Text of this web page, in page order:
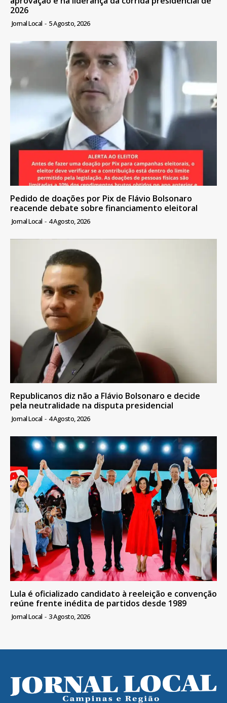
2026
Jornal Local - 5 Agosto, 2026
Pedido de doações por Pix de Flávio Bolsonaro
reacende debate sobre financiamento eleitoral
Jornal Local - 4 Agosto, 2026
Republicanos diz não a Flávio Bolsonaro e decide
pela neutralidade na disputa presidencial
Jornal Local - 4 Agosto, 2026
Lula é oficializado candidato à reeleição e convenção
reúne frente inédita de partidos desde 1989
Jornal Local - 3 Agosto, 2026